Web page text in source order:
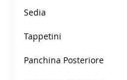
Sedia
Tappetini
Panchina Posteriore